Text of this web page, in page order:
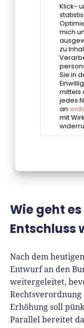
Wie geht
Entschluss
Nach dem
Entwurf an den
weitergeleitet,
Erhöhung soll
Parallel bereitet